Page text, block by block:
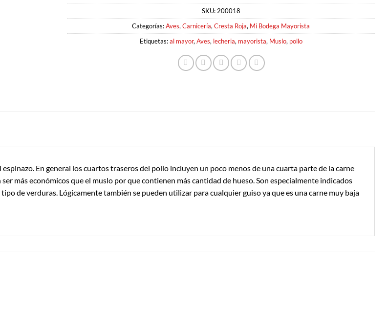
SKU: 200018
Categorías:Aves, Carnicería, Cresta Roja, Mi Bodega Mayorista
Etiquetas:al mayor, Aves, lecheria, mayorista, Muslo, pollo
En general los cuartos traseros del pollo incluyen un poco menos de una cuarta parte de la carne
más económicos que el muslo por que contienen más cantidad de hueso. Son especialmente indicados
de verduras. Lógicamente también se pueden utilizar para cualquier guiso ya que es una carne muy baja